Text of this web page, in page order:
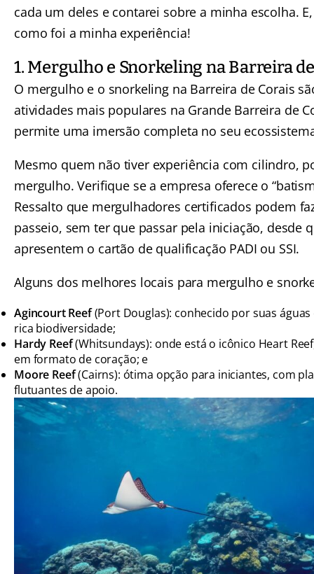
cada um deles e contarei sobre a minha escolha.
como foi a minha experiência!
1. Mergulho e Snorkeling na Barreira
O mergulho e o snorkeling na Barreira de Corais
atividades mais populares na Grande Barreira de
permite uma imersão completa no seu
Mesmo quem não tiver experiência com cilindro,
mergulho. Verifique se a empresa oferece o
Ressalto que mergulhadores certificados podem
passeio, sem ter que passar pela iniciação, desde
apresentem o cartão de qualificação PADI ou SSI.
Alguns dos melhores locais para mergulho e
Agincourt Reef(Port Douglas): conhecido por suas águas
rica biodiversidade;
Hardy Reef(Whitsundays): onde está o icônico Heart
em formato de coração; e
Moore Reef(Cairns): ótima opção para iniciantes, com
flutuantes de apoio.